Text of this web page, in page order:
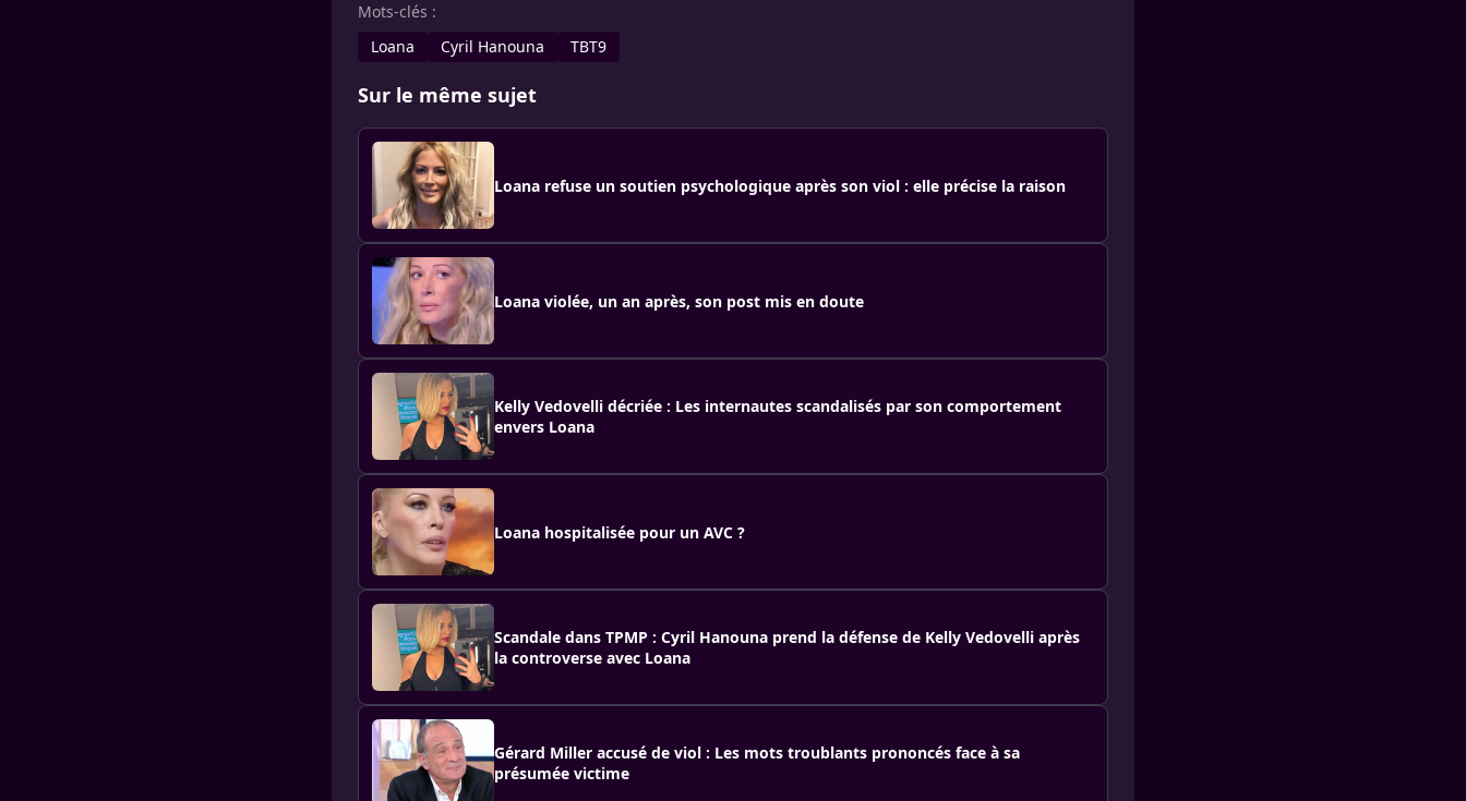
Mots-clés :
Loana
Cyril Hanouna TBT9
Sur le même sujet
Loana refuse un soutien psychologique après son viol : elle précise la raison
Loana violée, un an après, son post mis en doute
Kelly Vedovelli décriée : Les internautes scandalisés par son comportement
envers Loana
Loana hospitalisée pour un AVC ?
Scandale dans TPMP : Cyril Hanouna prend la défense de Kelly Vedovelli après
la controverse avec Loana
Gérard Miller accusé de viol : Les mots troublants prononcés face à sa
présumée victime